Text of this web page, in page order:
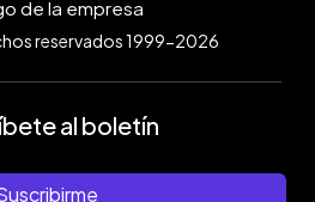
reservados 1999-2026
al boletín